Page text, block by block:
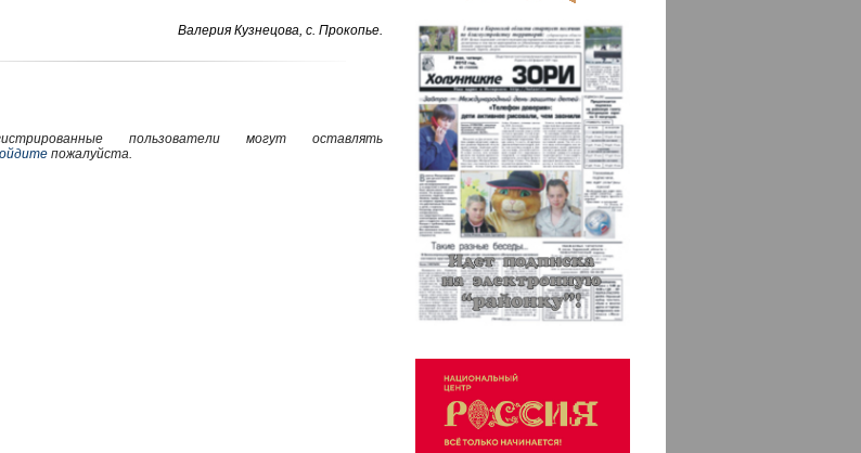
Валерия Кузнецова, с. Прокопье.
пользователи могут оставлять
пожалуйста.